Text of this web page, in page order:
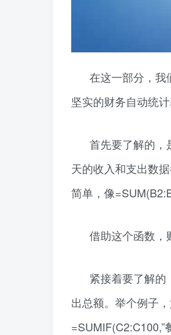
在这一部分，我
坚实的财务自动统计
首先要了解的，
天的收入和支出数
简单，像
借助这个函数，
紧接着要了解
出总额。举个例子
=SUMIF(C2:C100,”